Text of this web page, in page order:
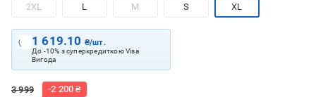
2XL L M S XL
1 619.10 ₴/шт.
До -10% з суперкредиткою Visa
Вигода
3 999 -2 200 ₴